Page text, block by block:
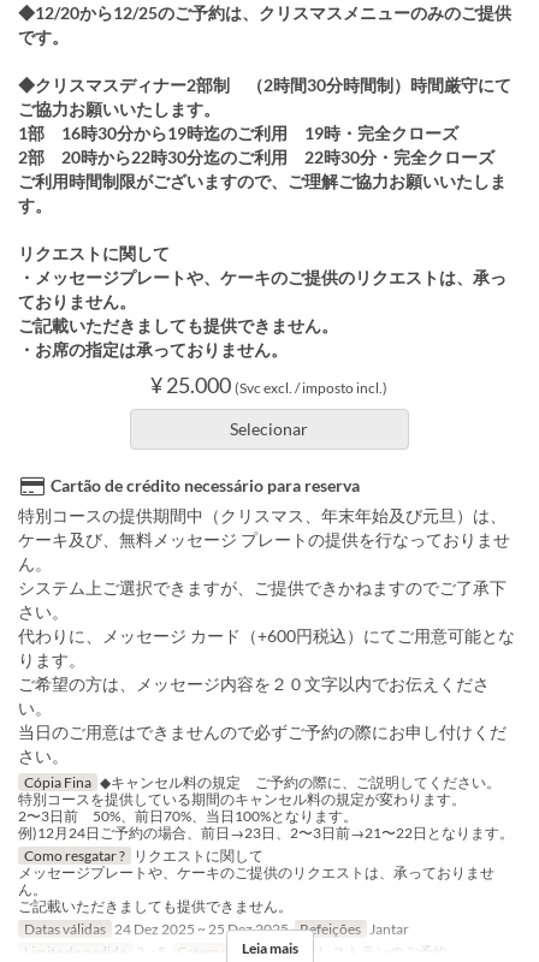
◆12/20から12/25のご予約は、クリスマスメニューのみのご提供
です。
◆クリスマスディナー2部制 （2時間30分時間制）時間厳守にて
ご協力お願いいたします。
1部 16時30分から19時迄のご利用 19時・完全クローズ
2部 20時から22時30分迄のご利用 22時30分・完全クローズ
ご利用時間制限がございますので、ご理解ご協力お願いいたしま
す。
リクエストに関して
・メッセージプレートや、ケーキのご提供のリクエストは、承っ
ておりません。
ご記載いただきましても提供できません。
・お席の指定は承っておりません。
¥ 25.000 (Svc excl. / imposto incl.)
Selecionar
Cartão de crédito necessário para reserva
特別コースの提供期間中（クリスマス、年末年始及び元旦）は、
ケーキ及び、無料メッセージ プレートの提供を行なっておりませ
ん。
システム上ご選択できますが、ご提供できかねますのでご了承下
さい。
代わりに、メッセージ カード（+600円税込）にてご用意可能とな
ります。
ご希望の方は、メッセージ内容を２０文字以内でお伝えくださ
い。
当日のご用意はできませんので必ずご予約の際にお申し付けくだ
さい。
Cópia Fina ◆キャンセル料の規定 ご予約の際に、ご説明してください。
特別コースを提供している期間のキャンセル料の規定が変わります。
2〜3日前 50%、前日70%、当日100%となります。
例)12月24日ご予約の場合、前日→23日、2〜3日前→21〜22日となります。
Como resgatar ?
リクエストに関して
メッセージプレートや、ケーキのご提供のリクエストは、承っておりませ
ん。
ご記載いただきましても提供できません。
Datas válidas 24 Dez 2025 ~ 25 Dez 2025 Refeições Jantar
Limite de pedido
2 ~ 5 Categoria de Assento レストランのご予約
Leia mais